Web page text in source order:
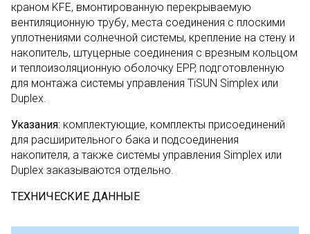
краном KFE, вмонтированную перекрываемую
вентиляционную трубу, места соединения с плоскими
уплотнениями солнечной системы, крепление на стену и
накопитель, штуцерные соединения с врезным кольцом
и теплоизоляционную оболочку EPP, подготовленную
для монтажа системы управления TiSUN Simplex или
Duplex.
Указания: комплектующие, комплекты присоединений
для расширительного бака и подсоединения
накопителя, а также системы управления Simplex или
Duplex заказываются отдельно.
ТЕХНИЧЕСКИЕ ДАННЫЕ